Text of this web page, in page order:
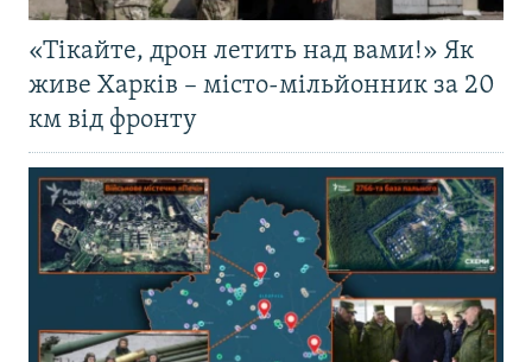
«Тікайте, дрон летить над вами!» Як
живе Харків – місто-мільйонник за 20
км від фронту